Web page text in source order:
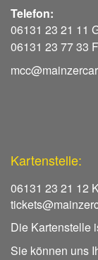
Telefon:
06131 23 21 11
06131 23 77 33
Kartenstelle:
06131 23 21 12
Die Kartenstelle
Sie können uns